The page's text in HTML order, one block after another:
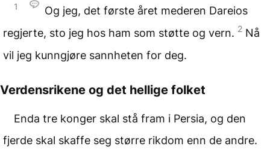
1
Og jeg, det første året mederen Dareios
regjerte, sto jeg hos ham som støtte og vern. 2 Nå
vil jeg kunngjøre sannheten for deg.
Verdensrikene og det hellige folket
Enda tre konger skal stå fram i Persia, og den
fjerde skal skaffe seg større rikdom enn de andre.